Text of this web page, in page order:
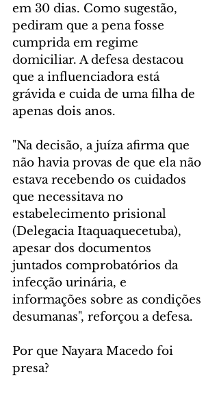
em 30 dias. Como sugestão,
pediram que a pena fosse
cumprida em regime
domiciliar. A defesa destacou
que a influenciadora está
grávida e cuida de uma filha de
apenas dois anos.
"Na decisão, a juíza afirma que
não havia provas de que ela não
estava recebendo os cuidados
que necessitava no
estabelecimento prisional
(Delegacia Itaquaquecetuba),
apesar dos documentos
juntados comprobatórios da
infecção urinária, e
informações sobre as condições
desumanas", reforçou a defesa.
Por que Nayara Macedo foi
presa?